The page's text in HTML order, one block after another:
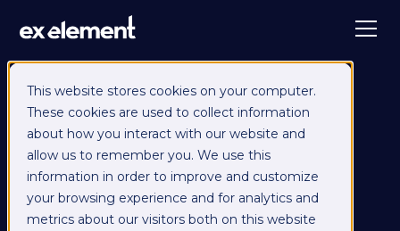
This website stores cookies on your computer.
These cookies are used to collect information
about how you interact with our website and
allow us to remember you. We use this
information in order to improve and customize
your browsing experience and for analytics and
metrics about our visitors both on this website